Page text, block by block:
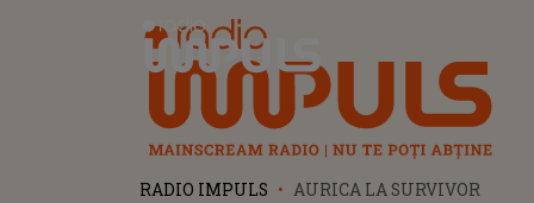
Radio Impuls
RADIO IMPULS AURICA LA SURVIVOR